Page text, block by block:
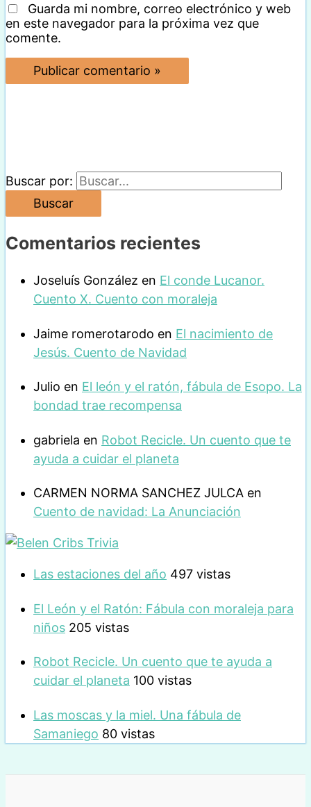
Guarda mi nombre, correo electrónico y web
en este navegador para la próxima vez que
comente.
Buscar por:
Comentarios recientes
Joseluís González en El conde Lucanor.
Cuento X. Cuento con moraleja
Jaime romerotarodo en El nacimiento de
Jesús. Cuento de Navidad
Julio en El león y el ratón, fábula de Esopo. La
bondad trae recompensa
gabriela en Robot Recicle. Un cuento que te
ayuda a cuidar el planeta
CARMEN NORMA SANCHEZ JULCA en
Cuento de navidad: La Anunciación
Las estaciones del año 497 vistas
El León y el Ratón: Fábula con moraleja para
niños 205 vistas
Robot Recicle. Un cuento que te ayuda a
cuidar el planeta 100 vistas
Las moscas y la miel. Una fábula de
Samaniego 80 vistas